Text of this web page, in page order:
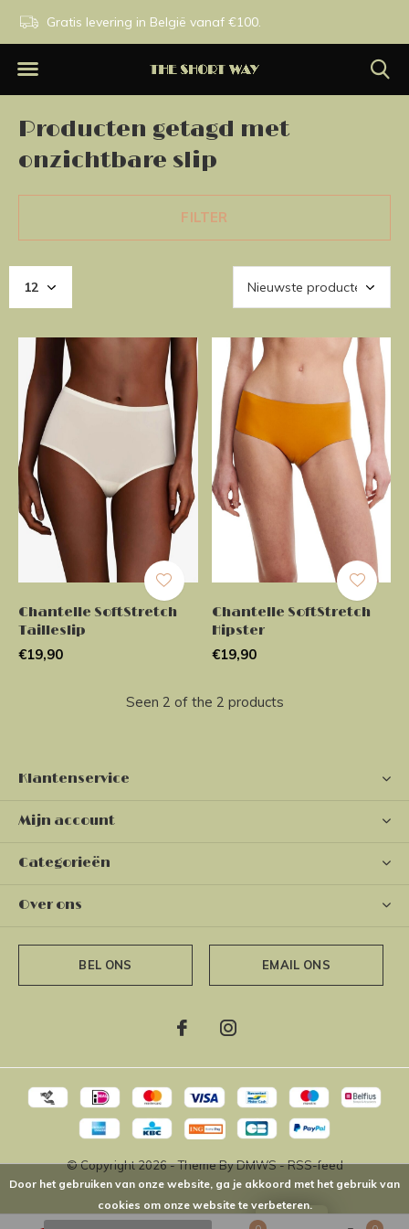
Gratis levering in België vanaf €100.
Producten getagd met
onzichtbare slip
FILTER
Chantelle SoftStretch
Tailleslip
€19,90
Chantelle SoftStretch
Hipster
€19,90
Seen 2 of the 2 products
Klantenservice
Mijn account
Categorieën
Over ons
BEL ONS EMAIL ONS
© Copyright2026- Theme ByDMWS-RSS-feed
Door het gebruiken van onze website, ga je akkoord met het gebruik van
cookies om onze website te verbeteren.
LOYALTY